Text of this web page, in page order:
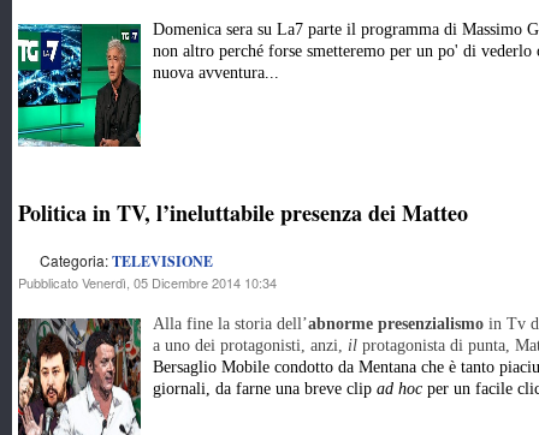
Domenica sera su La7 parte il programma di Massimo
non altro perché forse smetteremo per un po' di
nuova avventura...
Politica in TV, l’ineluttabile presenza dei Matteo
Categoria:TELEVISIONE
Pubblicato Venerdì, 05 Dicembre 2014 10:34
Alla fine la storia dell’abnorme presenzialismo in Tv
a uno dei protagonisti, anzi, il protagonista di punta,
Bersaglio Mobile condotto da Mentana che è tanto
giornali, da farne una breve clip ad hoc per un facile